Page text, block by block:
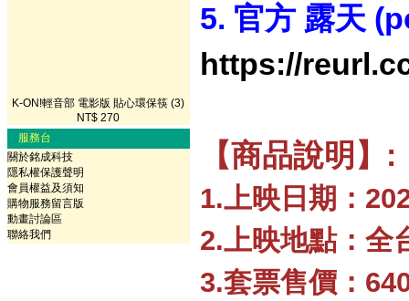
K-ON!輕音部 電影版 貼心環保筷 (3)
NT$ 270
服務台
關於銘成科技
隱私權保護聲明
會員權益及須知
購物服務留言版
動畫討論區
聯絡我們
5. 官方 露天
https://
【商品說明】:
1.上映日期：
2.上映地點：全
3.套票售價：